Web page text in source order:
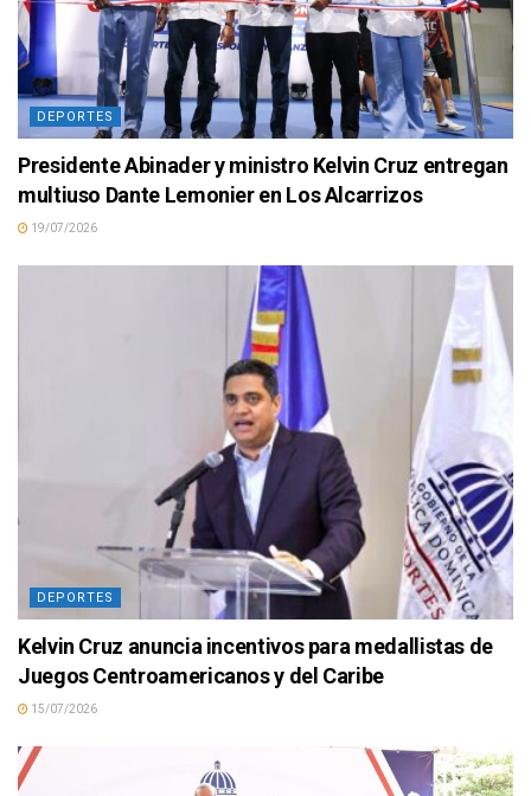
DEPORTES
Presidente Abinader y ministro Kelvin Cruz entregan
multiuso Dante Lemonier en Los Alcarrizos
19/07/2026
DEPORTES
Kelvin Cruz anuncia incentivos para medallistas de
Juegos Centroamericanos y del Caribe
15/07/2026